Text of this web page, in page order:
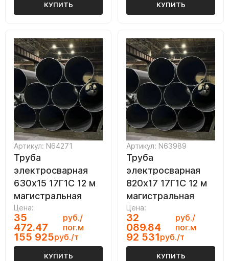
КУПИТЬ КУПИТЬ
Артикул: N64271
Труба
электросварная
630х15 17Г1С 12 м
магистральная
Цена:
35
472.47
руб./
пог.м
155 925руб./т
КУПИТЬ
Артикул: N63989
Труба
электросварная
820х17 17Г1С 12 м
магистральная
Цена:
32
089.84
руб./
пог.м
92 531руб./т
КУПИТЬ